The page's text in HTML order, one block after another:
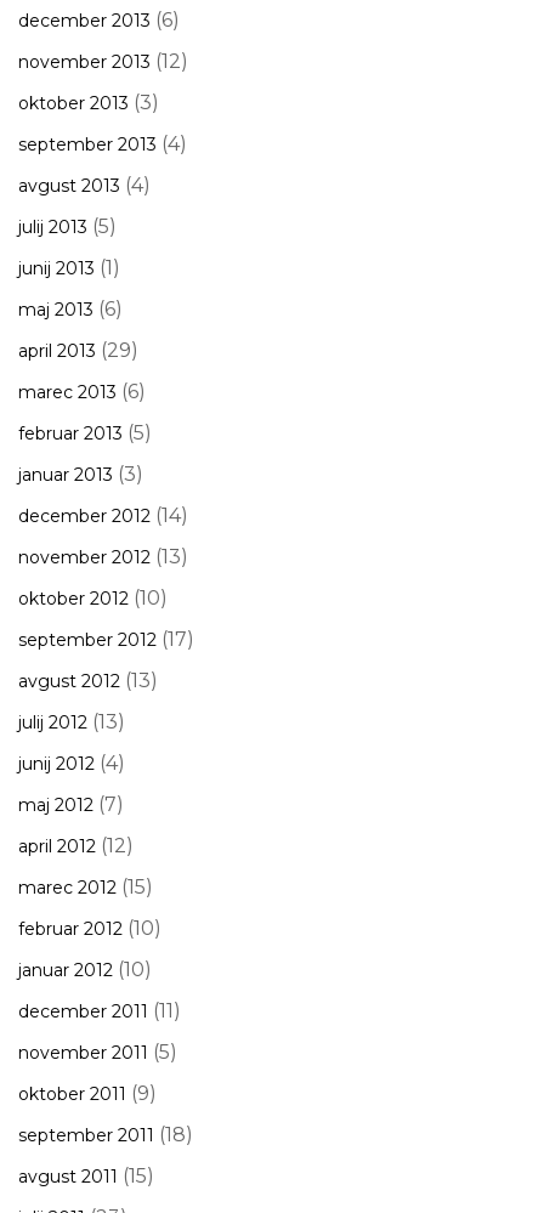
december 2013 (6)
november 2013 (12)
oktober 2013 (3)
september 2013 (4)
avgust 2013 (4)
julij 2013 (5)
junij 2013 (1)
maj 2013 (6)
april 2013 (29)
marec 2013 (6)
februar 2013 (5)
januar 2013 (3)
december 2012 (14)
november 2012 (13)
oktober 2012 (10)
september 2012 (17)
avgust 2012 (13)
julij 2012 (13)
junij 2012 (4)
maj 2012 (7)
april 2012 (12)
marec 2012 (15)
februar 2012 (10)
januar 2012 (10)
december 2011 (11)
november 2011 (5)
oktober 2011 (9)
september 2011 (18)
avgust 2011 (15)